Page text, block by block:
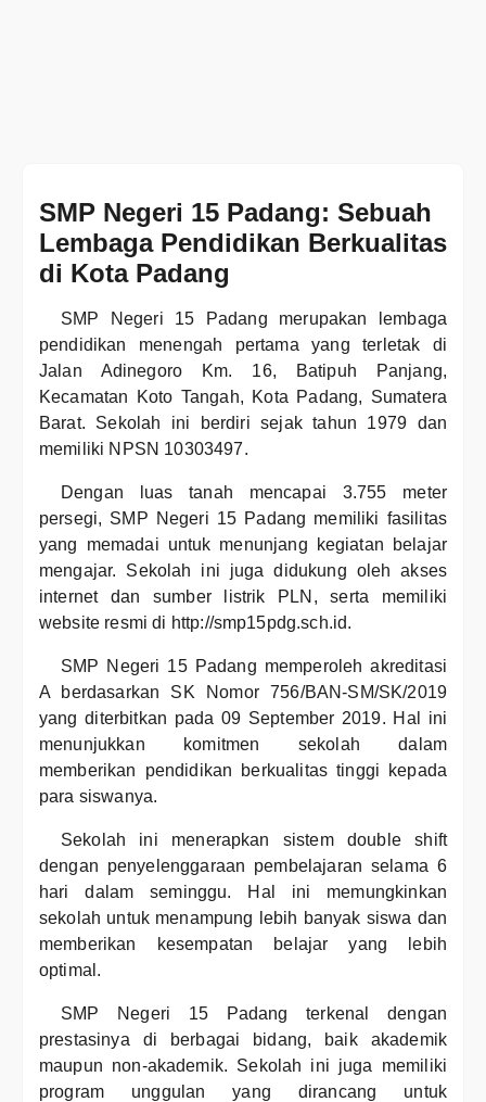
SMP Negeri 15 Padang: Sebuah
Lembaga Pendidikan Berkualitas
di Kota Padang
SMP Negeri 15 Padang merupakan lembaga
pendidikan menengah pertama yang terletak di
Jalan Adinegoro Km. 16, Batipuh Panjang,
Kecamatan Koto Tangah, Kota Padang, Sumatera
Barat. Sekolah ini berdiri sejak tahun 1979 dan
memiliki NPSN 10303497.
Dengan luas tanah mencapai 3.755 meter
persegi, SMP Negeri 15 Padang memiliki fasilitas
yang memadai untuk menunjang kegiatan belajar
mengajar. Sekolah ini juga didukung oleh akses
internet dan sumber listrik PLN, serta memiliki
website resmi di http://smp15pdg.sch.id.
SMP Negeri 15 Padang memperoleh akreditasi
A berdasarkan SK Nomor 756/BAN-SM/SK/2019
yang diterbitkan pada 09 September 2019. Hal ini
menunjukkan komitmen sekolah dalam
memberikan pendidikan berkualitas tinggi kepada
para siswanya.
Sekolah ini menerapkan sistem double shift
dengan penyelenggaraan pembelajaran selama 6
hari dalam seminggu. Hal ini memungkinkan
sekolah untuk menampung lebih banyak siswa dan
memberikan kesempatan belajar yang lebih
optimal.
SMP Negeri 15 Padang terkenal dengan
prestasinya di berbagai bidang, baik akademik
maupun non-akademik. Sekolah ini juga memiliki
program unggulan yang dirancang untuk